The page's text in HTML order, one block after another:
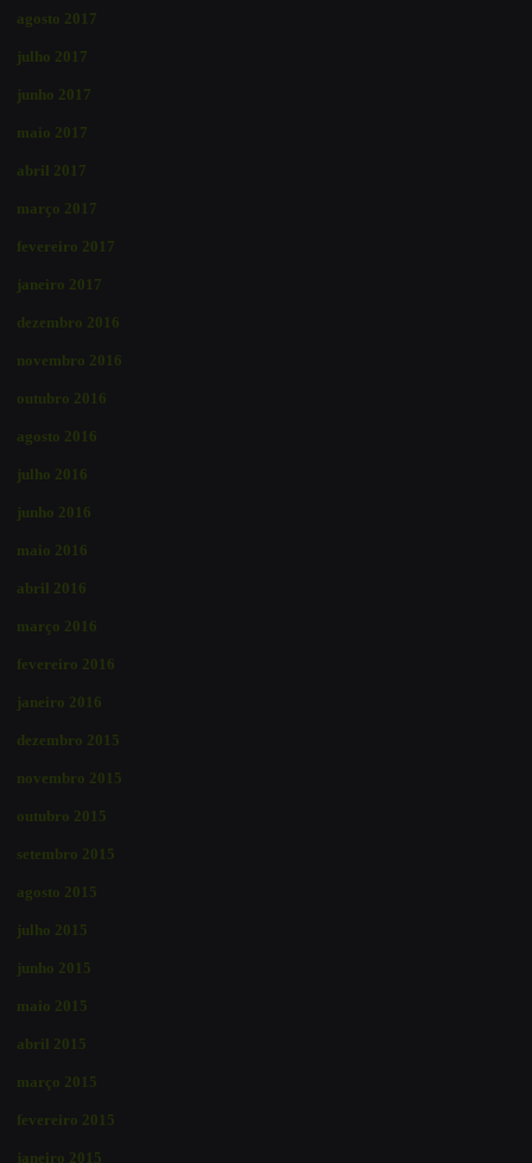
agosto 2017
julho 2017
junho 2017
maio 2017
abril 2017
março 2017
fevereiro 2017
janeiro 2017
dezembro 2016
novembro 2016
outubro 2016
agosto 2016
julho 2016
junho 2016
maio 2016
abril 2016
março 2016
fevereiro 2016
janeiro 2016
dezembro 2015
novembro 2015
outubro 2015
setembro 2015
agosto 2015
julho 2015
junho 2015
maio 2015
abril 2015
março 2015
fevereiro 2015
janeiro 2015